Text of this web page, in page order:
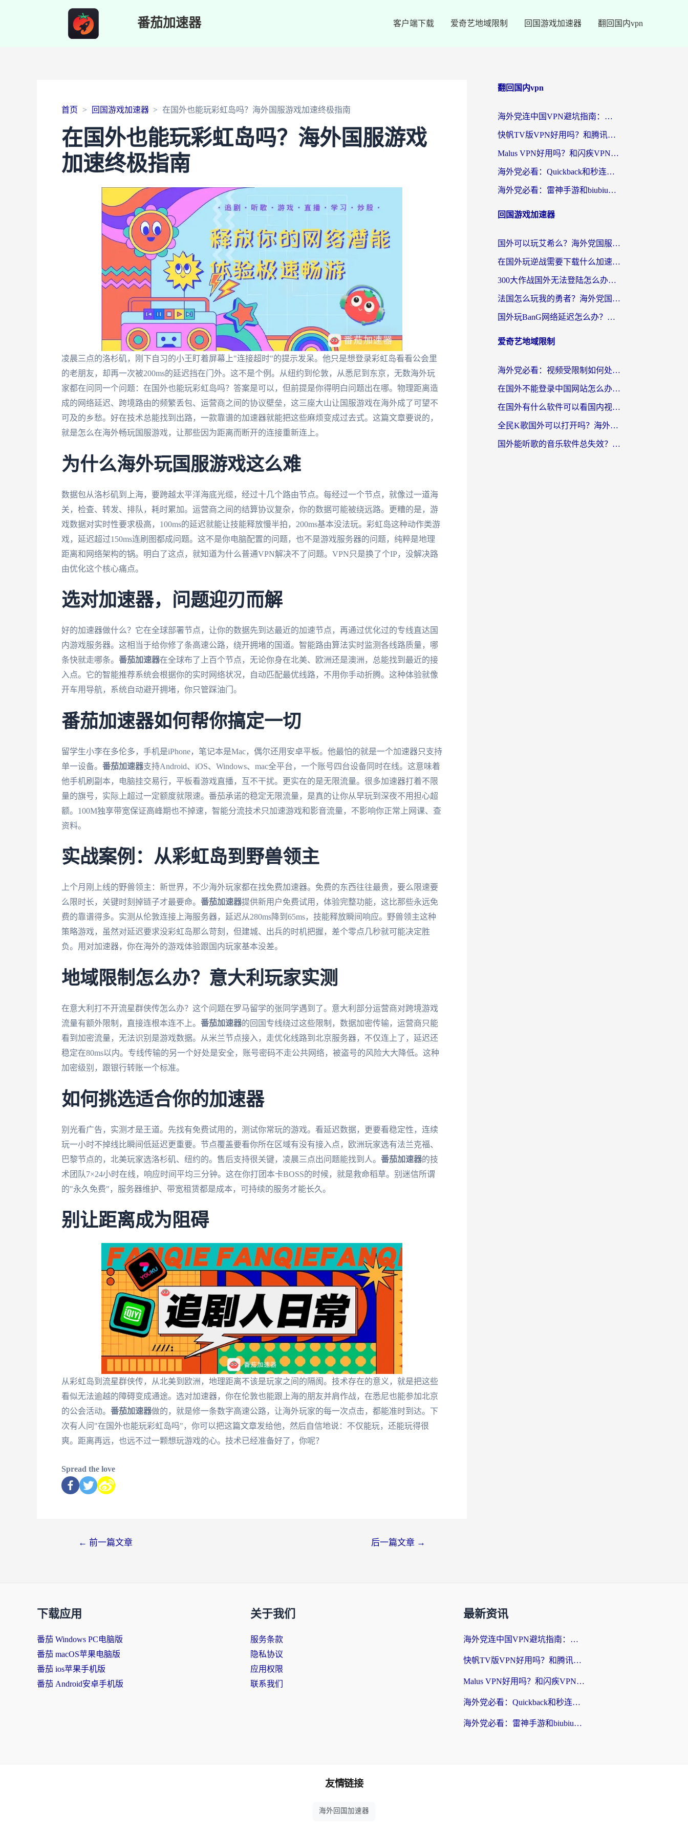
番茄加速器 客户端下载 爱奇艺地域限制 回国游戏加速器 翻回国内vpn
首页 回国游戏加速器 在国外也能玩彩虹岛吗？海外国服游戏加速终极指南
在国外也能玩彩虹岛吗？海外国服游戏
加速终极指南
凌晨三点的洛杉矶，刚下自习的小王盯着屏幕上"连接超时"的提示发呆。他只是想登录彩虹岛看看公会里
的老朋友，却再一次被200ms的延迟挡在门外。这不是个例。从纽约到伦敦，从悉尼到东京，无数海外玩
家都在问同一个问题：在国外也能玩彩虹岛吗？答案是可以，但前提是你得明白问题出在哪。物理距离造
成的网络延迟、跨境路由的频繁丢包、运营商之间的协议壁垒，这三座大山让国服游戏在海外成了可望不
可及的乡愁。好在技术总能找到出路，一款靠谱的加速器就能把这些麻烦变成过去式。这篇文章要说的，
就是怎么在海外畅玩国服游戏，让那些因为距离而断开的连接重新连上。
为什么海外玩国服游戏这么难
数据包从洛杉矶到上海，要跨越太平洋海底光缆，经过十几个路由节点。每经过一个节点，就像过一道海
关，检查、转发、排队，耗时累加。运营商之间的结算协议复杂，你的数据可能被绕远路。更糟的是，游
戏数据对实时性要求极高，100ms的延迟就能让技能释放慢半拍，200ms基本没法玩。彩虹岛这种动作类游
戏，延迟超过150ms连刷图都成问题。这不是你电脑配置的问题，也不是游戏服务器的问题，纯粹是地理
距离和网络架构的锅。明白了这点，就知道为什么普通VPN解决不了问题。VPN只是换了个IP，没解决路
由优化这个核心痛点。
选对加速器，问题迎刃而解
好的加速器做什么？它在全球部署节点，让你的数据先到达最近的加速节点，再通过优化过的专线直达国
内游戏服务器。这相当于给你修了条高速公路，绕开拥堵的国道。智能路由算法实时监测各线路质量，哪
条快就走哪条。 番茄加速器在全球布了上百个节点，无论你身在北美、欧洲还是澳洲，总能找到最近的接
入点。它的智能推荐系统会根据你的实时网络状况，自动匹配最优线路，不用你手动折腾。这种体验就像
开车用导航，系统自动避开拥堵，你只管踩油门。
番茄加速器如何帮你搞定一切
留学生小李在多伦多，手机是iPhone，笔记本是Mac，偶尔还用安卓平板。他最怕的就是一个加速器只支持
单一设备。 番茄加速器支持Android、iOS、Windows、mac全平台，一个账号四台设备同时在线。这意味着
他手机刷副本，电脑挂交易行，平板看游戏直播，互不干扰。更实在的是无限流量。很多加速器打着不限
量的旗号，实际上超过一定额度就限速。番茄承诺的稳定无限流量，是真的让你从早玩到深夜不用担心超
额。100M独享带宽保证高峰期也不掉速，智能分流技术只加速游戏和影音流量，不影响你正常上网课、查
资料。
实战案例：从彩虹岛到野兽领主
上个月刚上线的野兽领主：新世界，不少海外玩家都在找免费加速器。免费的东西往往最贵，要么限速要
么限时长，关键时刻掉链子才最要命。 番茄加速器提供新用户免费试用，体验完整功能，这比那些永远免
费的靠谱得多。实测从伦敦连接上海服务器，延迟从280ms降到65ms，技能释放瞬间响应。野兽领主这种
策略游戏，虽然对延迟要求没彩虹岛那么苛刻，但建城、出兵的时机把握，差个零点几秒就可能决定胜
负。用对加速器，你在海外的游戏体验跟国内玩家基本没差。
地域限制怎么办？意大利玩家实测
在意大利打不开流星群侠传怎么办？这个问题在罗马留学的张同学遇到了。意大利部分运营商对跨境游戏
流量有额外限制，直接连根本连不上。 番茄加速器的回国专线绕过这些限制，数据加密传输，运营商只能
看到加密流量，无法识别是游戏数据。从米兰节点接入，走优化线路到北京服务器，不仅连上了，延迟还
稳定在80ms以内。专线传输的另一个好处是安全，账号密码不走公共网络，被盗号的风险大大降低。这种
加密级别，跟银行转账一个标准。
如何挑选适合你的加速器
别光看广告，实测才是王道。先找有免费试用的，测试你常玩的游戏。看延迟数据，更要看稳定性，连续
玩一小时不掉线比瞬间低延迟更重要。节点覆盖要看你所在区域有没有接入点，欧洲玩家选有法兰克福、
巴黎节点的，北美玩家选洛杉矶、纽约的。售后支持很关键，凌晨三点出问题能找到人。 番茄加速器的技
术团队7×24小时在线，响应时间平均三分钟。这在你打团本卡BOSS的时候，就是救命稻草。别迷信所谓
的"永久免费"，服务器维护、带宽租赁都是成本，可持续的服务才能长久。
别让距离成为阻碍
从彩虹岛到流星群侠传，从北美到欧洲，地理距离不该是玩家之间的隔阂。技术存在的意义，就是把这些
看似无法逾越的障碍变成通途。选对加速器，你在伦敦也能跟上海的朋友并肩作战，在悉尼也能参加北京
的公会活动。 番茄加速器做的，就是修一条数字高速公路，让海外玩家的每一次点击，都能准时到达。下
次有人问"在国外也能玩彩虹岛吗"，你可以把这篇文章发给他，然后自信地说：不仅能玩，还能玩得很
爽。距离再远，也远不过一颗想玩游戏的心。技术已经准备好了，你呢？
Spread the love
← 前一篇文章 后一篇文章 →
翻回国内vpn
海外党连中国VPN避坑指南：如何选到真正能无缝刷国内资源的加速器？
快帆TV版VPN好用吗？和腾讯VPN对比哪个回国效果更好？海外党必看的真实体验指南
Malus VPN好用吗？和闪疾VPN对比哪个回国效果更好？海外华人的实用避坑指南
海外党必看：Quickback和秒连好用吗？3步选对回国加速器，无缝刷国内资源
海外党必看：雷神手游和biubiu好用吗？3招选对回国加速器无缝刷国内资源
回国游戏加速器
国外可以玩艾希么？海外党国服游戏畅玩终极指南（附加速器选择秘籍）
在国外玩逆战需要下载什么加速器呢？海外党亲测有效的国服游戏加速指南
300大作战国外无法登陆怎么办？海外玩家亲测有效的解决指南
法国怎么玩我的勇者？海外党国服游戏不卡攻略，附3款热门游戏加速实测
国外玩BanG网络延迟怎么办？海外玩家亲测有效的国服游戏加速指南
爱奇艺地域限制
海外党必看：视频受限制如何处理？3步解决国内剧番“看不了”难题
在国外不能登录中国网站怎么办？3步选对回国加速器，无缝刷剧、办业务
在国外有什么软件可以看国内视频？留学生亲测的追剧救星来了
全民K歌国外可以打开吗？海外党听歌听书无限制的实用指南
国外能听歌的音乐软件总失效？这篇教你怎么在海外流畅听网易云
下载应用
番茄 Windows PC电脑版
番茄 macOS苹果电脑版
番茄 ios苹果手机版
番茄 Android安卓手机版
关于我们
服务条款
隐私协议
应用权限
联系我们
最新资讯
海外党连中国VPN避坑指南：如何选到真正能无缝刷国内资源的加速器？
快帆TV版VPN好用吗？和腾讯VPN对比哪个回国效果更好？海外党必看的真实体验指南
Malus VPN好用吗？和闪疾VPN对比哪个回国效果更好？海外华人的实用避坑指南
海外党必看：Quickback和秒连好用吗？3步选对回国加速器，无缝刷国内资源
海外党必看：雷神手游和biubiu好用吗？3招选对回国加速器无缝刷国内资源
友情链接
海外回国加速器